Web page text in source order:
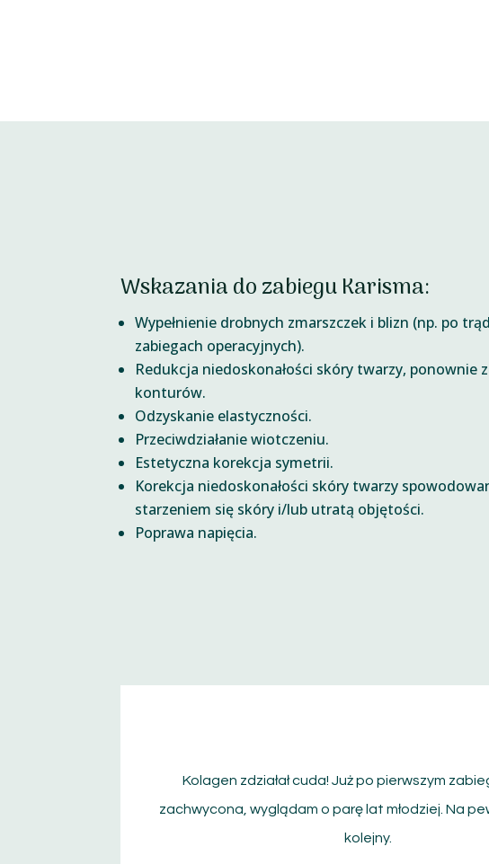
Wskazania do zabiegu Karisma:
Wypełnienie drobnych zmarszczek i blizn (np. po
zabiegach operacyjnych).
Redukcja niedoskonałości skóry twarzy, ponownie
konturów.
Odzyskanie elastyczności.
Przeciwdziałanie wiotczeniu.
Estetyczna korekcja symetrii.
Korekcja niedoskonałości skóry twarzy
starzeniem się skóry i/lub utratą objętości.
Poprawa napięcia.
Kolagen zdziałał cuda! Już po pierwszym
zachwycona, wyglądam o parę lat młodziej. Na
kolejny.